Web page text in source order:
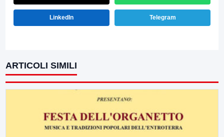
LinkedIn Telegram
ARTICOLI SIMILI